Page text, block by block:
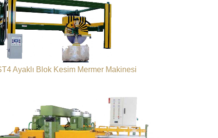
Ayaklı Blok Kesim Mermer Makinesi